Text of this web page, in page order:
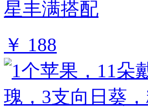
￥ 188